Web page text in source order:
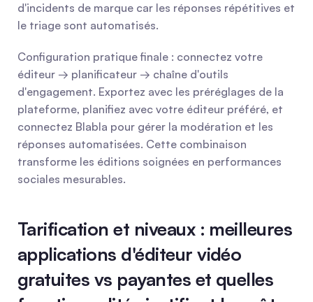
d'incidents de marque car les réponses répétitives et
le triage sont automatisés.
Configuration pratique finale : connectez votre
éditeur → planificateur → chaîne d'outils
d'engagement. Exportez avec les préréglages de la
plateforme, planifiez avec votre éditeur préféré, et
connectez Blabla pour gérer la modération et les
réponses automatisées. Cette combinaison
transforme les éditions soignées en performances
sociales mesurables.
Tarification et niveaux : meilleures
applications d'éditeur vidéo
gratuites vs payantes et quelles